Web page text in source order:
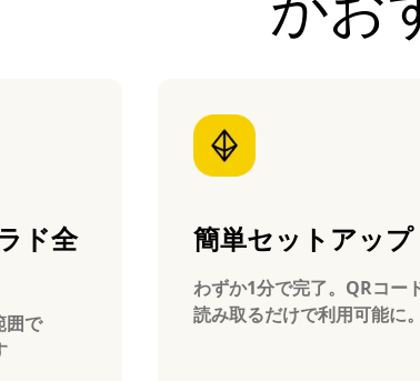
ド全
囲で
簡単セットアップ
わずか1分で完了。QRコー
読み取るだけで利用可能に。